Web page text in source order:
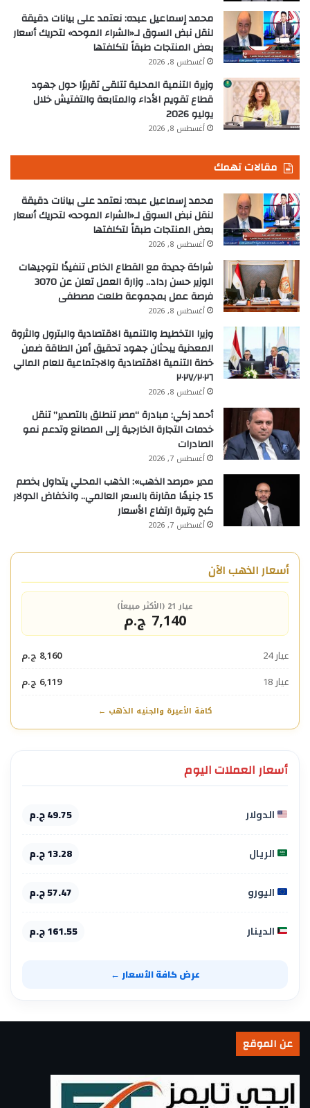
محمد إسماعيل عبده: نعتمد على بيانات دقيقة
لنقل نبض السوق لـ«الشراء الموحد» لتحريك أسعار
بعض المنتجات طبقاً لتكلفتها
أغسطس 8, 2026
وزيرة التنمية المحلية تتلقى تقريرًا حول جهود
قطاع تقويم الأداء والمتابعة والتفتيش خلال
يوليو 2026
أغسطس 8, 2026
مقالات تهمك
محمد إسماعيل عبده: نعتمد على بيانات دقيقة
لنقل نبض السوق لـ«الشراء الموحد» لتحريك أسعار
بعض المنتجات طبقاً لتكلفتها
أغسطس 8, 2026
شراكة جديدة مع القطاع الخاص تنفيذًا لتوجيهات
الوزير حسن رداد.. وزارة العمل تعلن عن 3070
فرصة عمل بمجموعة طلعت مصطفى
أغسطس 8, 2026
وزيرا التخطيط والتنمية الاقتصادية والبترول والثروة
المعدنية يبحثان جهود تحقيق أمن الطاقة ضمن
خطة التنمية الاقتصادية والاجتماعية للعام المالي
٢٠٢٧/٢٠٢٦
أغسطس 8, 2026
أحمد زكي: مبادرة “مصر تنطلق بالتصدير” تنقل
خدمات التجارة الخارجية إلى المصانع وتدعم نمو
الصادرات
أغسطس 7, 2026
مدير «مرصد الذهب»: الذهب المحلي يتداول بخصم
15 جنيهًا مقارنة بالسعر العالمي.. وانخفاض الدولار
كبح وتيرة ارتفاع الأسعار
أغسطس 7, 2026
أسعار الذهب الآن
عيار 21 (الأكثر مبيعاً)
7,140 ج.م
عيار 24
8,160 ج.م
عيار 18
6,119 ج.م
كافة الأعيرة والجنيه الذهب ←
أسعار العملات اليوم
الدولار 49.75 ج.م
الريال 13.28 ج.م
اليورو 57.47 ج.م
الدينار 161.55 ج.م
عرض كافة الأسعار ←
عن الموقع